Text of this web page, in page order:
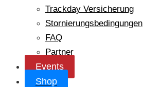
Trackday Versicherung
Stornierungsbedingungen
FAQ
Partner
Events
Shop